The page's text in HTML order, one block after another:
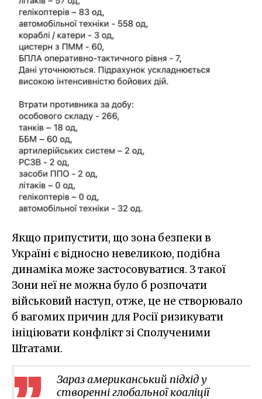
Якщо припустити, що зона безпеки в
Україні є відносно невеликою, подібна
динаміка може застосовуватися. З такої
Зони неї не можна було б розпочати
військовий наступ, отже, це не створювало
б вагомих причин для Росії ризикувати
ініціювати конфлікт зі Сполученими
Штатами.
Зараз американський підхід у
створенні глобальної коаліції